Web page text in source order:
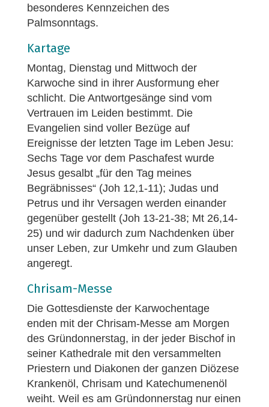
besonderes Kennzeichen des
Palmsonntags.
Kartage
Montag, Dienstag und Mittwoch der
Karwoche sind in ihrer Ausformung eher
schlicht. Die Antwortgesänge sind vom
Vertrauen im Leiden bestimmt. Die
Evangelien sind voller Bezüge auf
Ereignisse der letzten Tage im Leben Jesu:
Sechs Tage vor dem Paschafest wurde
Jesus gesalbt „für den Tag meines
Begräbnisses“ (Joh 12,1-11); Judas und
Petrus und ihr Versagen werden einander
gegenüber gestellt (Joh 13-21-38; Mt 26,14-
25) und wir dadurch zum Nachdenken über
unser Leben, zur Umkehr und zum Glauben
angeregt.
Chrisam-Messe
Die Gottesdienste der Karwochentage
enden mit der Chrisam-Messe am Morgen
des Gründonnerstag, in der jeder Bischof in
seiner Kathedrale mit den versammelten
Priestern und Diakonen der ganzen Diözese
Krankenöl, Chrisam und Katechumenenöl
weiht. Weil es am Gründonnerstag nur einen